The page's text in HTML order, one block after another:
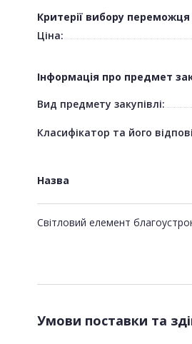
Критерії вибору переможця
Ціна:
Інформація про предмет
Вид предмету закупівлі:
Класифікатор та його
Назва
Світловий елемент
Умови поставки та